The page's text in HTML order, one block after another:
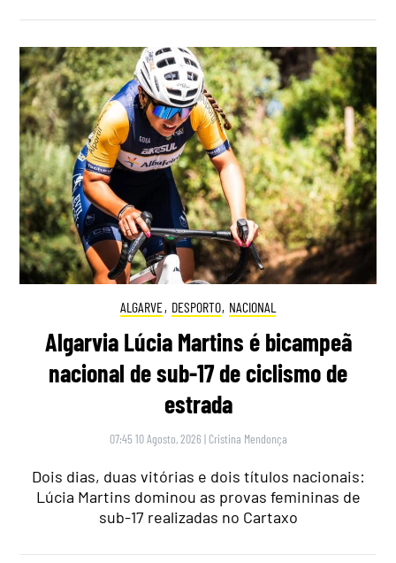
ALGARVE, DESPORTO, NACIONAL
Algarvia Lúcia Martins é bicampeã
nacional de sub-17 de ciclismo de
estrada
07:45 10 Agosto, 2026 | Cristina Mendonça
Dois dias, duas vitórias e dois títulos nacionais:
Lúcia Martins dominou as provas femininas de
sub-17 realizadas no Cartaxo